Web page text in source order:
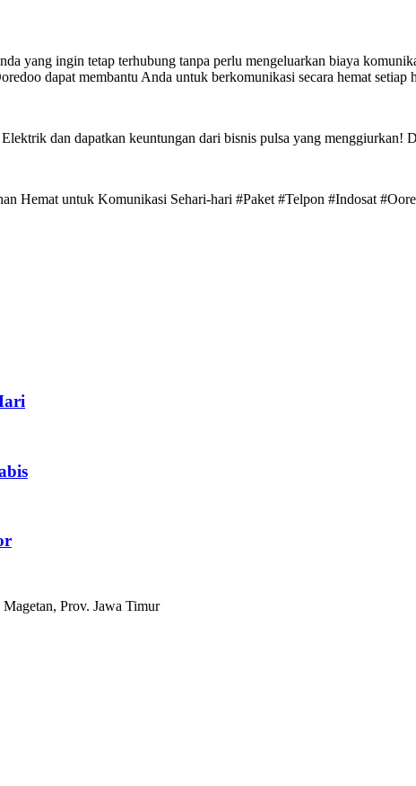
yang ingin tetap terhubung tanpa perlu mengeluarkan biaya
dapat membantu Anda untuk berkomunikasi secara hemat setiap
dan dapatkan keuntungan dari bisnis pulsa yang menggiurkan!
Hemat untuk Komunikasi Sehari-hari #Paket #Telpon #Indosat
Prov. Jawa Timur